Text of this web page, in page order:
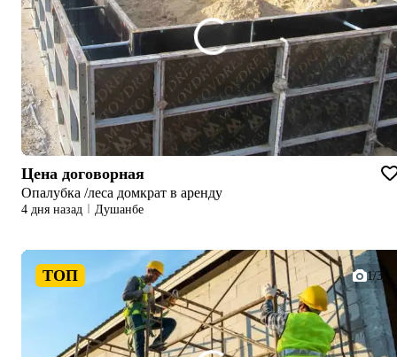
Цена договорная
Опалубка /леса домкрат в аренду
4 дня назад Душанбе
ТОП 1/3